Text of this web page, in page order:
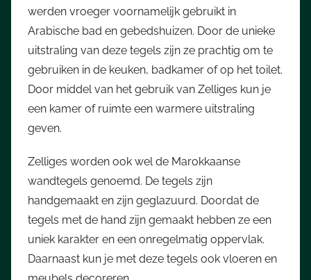
werden vroeger voornamelijk gebruikt in
Arabische bad en gebedshuizen. Door de unieke
uitstraling van deze tegels zijn ze prachtig om te
gebruiken in de keuken, badkamer of op het toilet.
Door middel van het gebruik van Zelliges kun je
een kamer of ruimte een warmere uitstraling
geven.
Zelliges worden ook wel de Marokkaanse
wandtegels genoemd. De tegels zijn
handgemaakt en zijn geglazuurd. Doordat de
tegels met de hand zijn gemaakt hebben ze een
uniek karakter en een onregelmatig oppervlak.
Daarnaast kun je met deze tegels ook vloeren en